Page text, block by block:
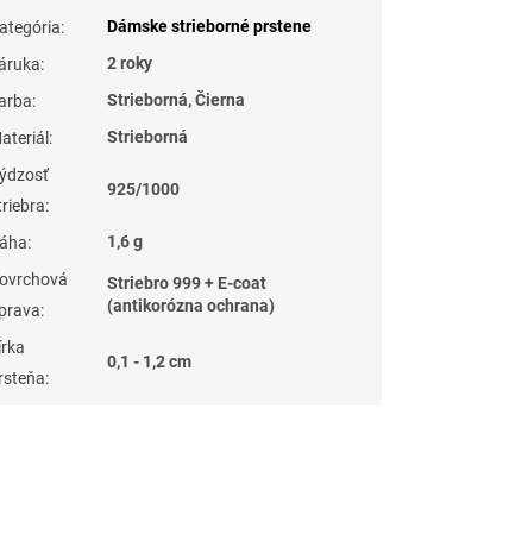
:
Dámske strieborné prstene
:
2 roky
:
Strieborná, Čierna
:
Strieborná
:
925/1000
:
1,6 g
:
Striebro 999 + E-coat
(antikorózna ochrana)
:
0,1 - 1,2 cm